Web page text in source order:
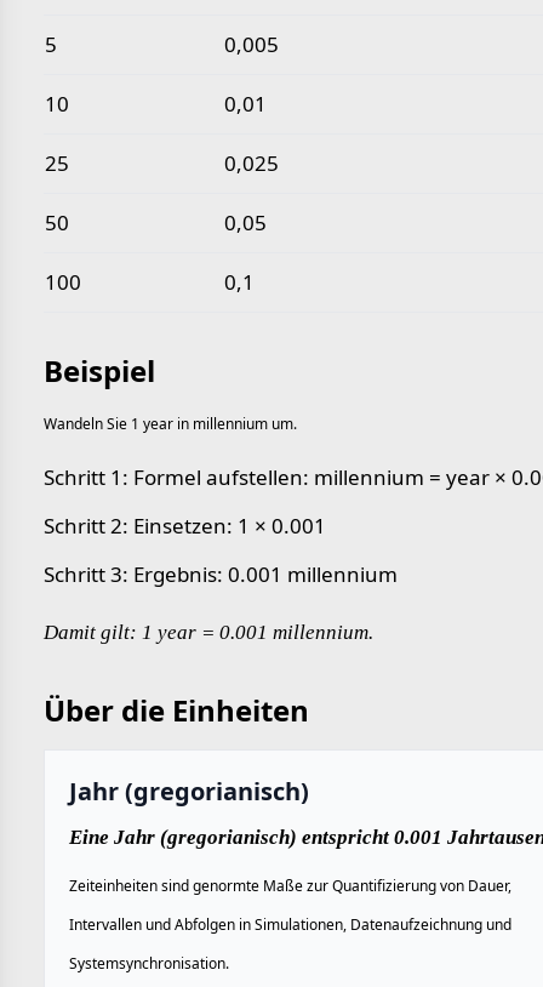
5 0,005
10 0,01
25 0,025
50 0,05
100 0,1
Beispiel
Wandeln Sie 1 year in millennium um.
Schritt 1: Formel aufstellen: millennium = year ×
Schritt 2: Einsetzen: 1 × 0.001
Schritt 3: Ergebnis: 0.001 millennium
Damit gilt: 1 year = 0.001 millennium.
Über die Einheiten
Jahr (gregorianisch)
Eine Jahr (gregorianisch) entspricht 0.001
Zeiteinheiten sind genormte Maße zur Quantifizierung von Dauer,
Intervallen und Abfolgen in Simulationen, Datenaufzeichnung und
Systemsynchronisation.